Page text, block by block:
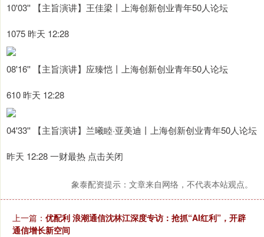
10'03'' 【主旨演讲】王佳梁丨上海创新创业青年50人论坛
1075 昨天 12:28
08'16'' 【主旨演讲】应臻恺丨上海创新创业青年50人论坛
610 昨天 12:28
04'33'' 【主旨演讲】兰曦睦·亚美迪丨上海创新创业青年50人论坛
昨天 12:28 一财最热 点击关闭
象泰配资提示：文章来自网络，不代表本站观点。
上一篇： 优配利 浪潮通信沈林江深度专访：抢抓“AI红利”，开辟
通信增长新空间